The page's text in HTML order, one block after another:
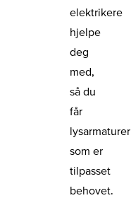
elektrikere
hjelpe
deg
med,
så du
får
lysarmaturer
som er
tilpasset
behovet.